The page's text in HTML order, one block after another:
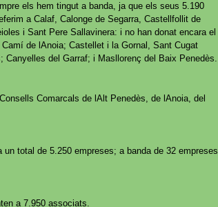
els hem tingut a banda, ja que els seus 5.190
a Calaf, Calonge de Segarra, Castellfollit de
i Sant Pere Sallavinera: i no han donat encara el
de lAnoia; Castellet i la Gornal, Sant Cugat
Canyelles del Garraf; i Masllorenç del Baix Penedès.
Comarcals de lAlt Penedès, de lAnoia, del
un total de 5.250 empreses; a banda de 32 empreses
a 7.950 associats.